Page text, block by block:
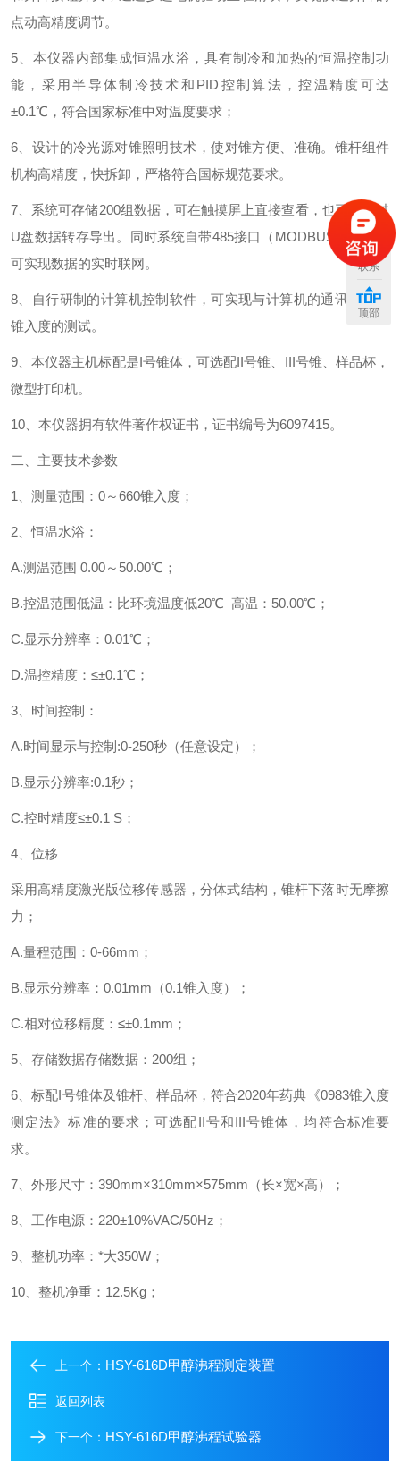
点动高精度调节。
5、本仪器内部集成恒温水浴，具有制冷和加热的恒温控制功
能，采用半导体制冷技术和PID控制算法，控温精度可达
±0.1℃，符合国家标准中对温度要求；
6、设计的冷光源对锥照明技术，使对锥方便、准确。锥杆组件
机构高精度，快拆卸，严格符合国标规范要求。
7、系统可存储200组数据，可在触摸屏上直接查看，也可以通过
U盘数据转存导出。同时系统自带485接口（MODBUS协议），
可实现数据的实时联网。
8、自行研制的计算机控制软件，可实现与计算机的通讯，通过
锥入度的测试。
9、本仪器主机标配是I号锥体，可选配II号锥、III号锥、样品杯，
微型打印机。
10、本仪器拥有软件著作权证书，证书编号为6097415。
二、主要技术参数
1、测量范围：0～660锥入度；
2、恒温水浴：
A.测温范围 0.00～50.00℃；
B.控温范围低温：比环境温度低20℃ 高温：50.00℃；
C.显示分辨率：0.01℃；
D.温控精度：≤±0.1℃；
3、时间控制：
A.时间显示与控制:0-250秒（任意设定）；
B.显示分辨率:0.1秒；
C.控时精度≤±0.1 S；
4、位移
采用高精度激光版位移传感器，分体式结构，锥杆下落时无摩擦
力；
A.量程范围：0-66mm；
B.显示分辨率：0.01mm（0.1锥入度）；
C.相对位移精度：≤±0.1mm；
5、存储数据存储数据：200组；
6、标配I号锥体及锥杆、样品杯，符合2020年药典《0983锥入度
测定法》标准的要求；可选配II号和III号锥体，均符合标准要
求。
7、外形尺寸：390mm×310mm×575mm（长×宽×高）；
8、工作电源：220±10%VAC/50Hz；
9、整机功率：*大350W；
10、整机净重：12.5Kg；
上一个： HSY-616D甲醇沸程测定装置
返回列表
下一个： HSY-616D甲醇沸程试验器
联系
顶部